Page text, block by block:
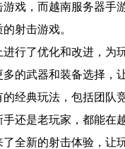
戏，而越南服务器
射击游戏。
行了优化和改进，
的武器和装备选择，
经典玩法，包括团
还是老玩家，都能在
全新的射击体验，